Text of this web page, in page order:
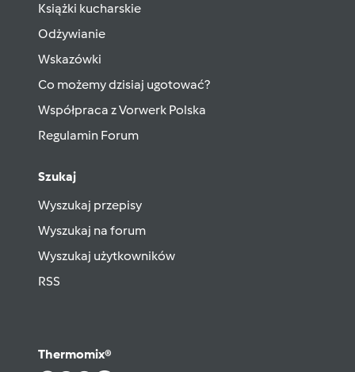
Książki kucharskie
Odżywianie
Wskazówki
Co możemy dzisiaj ugotować?
Współpraca z Vorwerk Polska
Regulamin Forum
Szukaj
Wyszukaj przepisy
Wyszukaj na forum
Wyszukaj użytkowników
RSS
Thermomix®